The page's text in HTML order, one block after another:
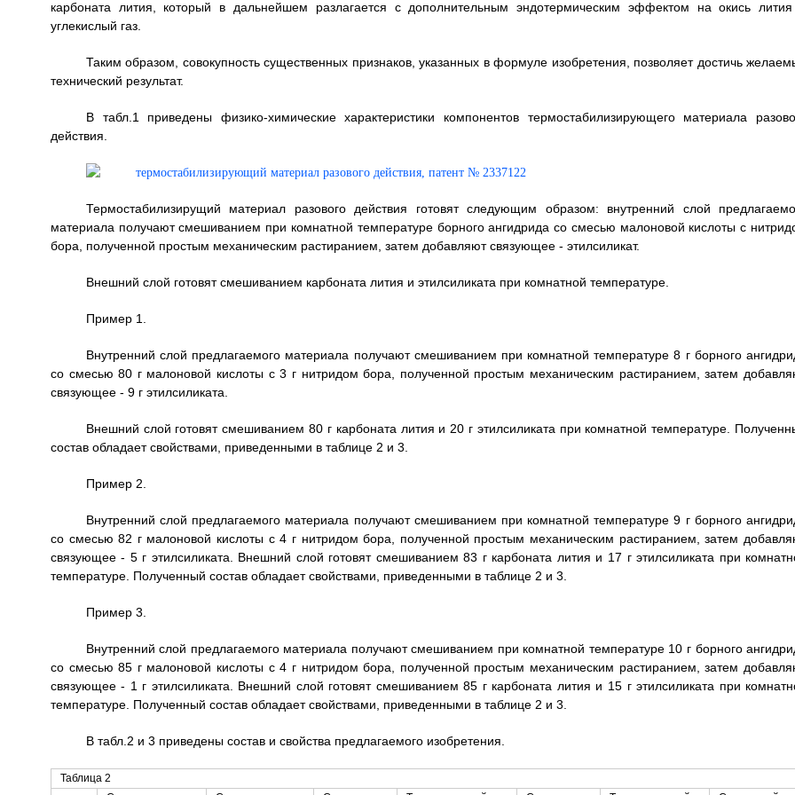
карбоната лития, который в дальнейшем разлагается с дополнительным эндотермическим эффектом на окись
углекислый газ.
Таким образом, совокупность существенных признаков, указанных в формуле изобретения, позволяет достичь
технический результат.
В табл.1 приведены физико-химические характеристики компонентов термостабилизирующего материала
действия.
Термостабилизирущий материал разового действия готовят следующим образом: внутренний слой
материала получают смешиванием при комнатной температуре борного ангидрида со смесью малоновой кислоты с
бора, полученной простым механическим растиранием, затем добавляют связующее - этилсиликат.
Внешний слой готовят смешиванием карбоната лития и этилсиликата при комнатной температуре.
Пример 1.
Внутренний слой предлагаемого материала получают смешиванием при комнатной температуре 8 г борного
со смесью 80 г малоновой кислоты с 3 г нитридом бора, полученной простым механическим растиранием, затем
связующее - 9 г этилсиликата.
Внешний слой готовят смешиванием 80 г карбоната лития и 20 г этилсиликата при комнатной температуре.
состав обладает свойствами, приведенными в таблице 2 и 3.
Пример 2.
Внутренний слой предлагаемого материала получают смешиванием при комнатной температуре 9 г борного
со смесью 82 г малоновой кислоты с 4 г нитридом бора, полученной простым механическим растиранием, затем
связующее - 5 г этилсиликата. Внешний слой готовят смешиванием 83 г карбоната лития и 17 г этилсиликата при
температуре. Полученный состав обладает свойствами, приведенными в таблице 2 и 3.
Пример 3.
Внутренний слой предлагаемого материала получают смешиванием при комнатной температуре 10 г борного
со смесью 85 г малоновой кислоты с 4 г нитридом бора, полученной простым механическим растиранием, затем
связующее - 1 г этилсиликата. Внешний слой готовят смешиванием 85 г карбоната лития и 15 г этилсиликата при
температуре. Полученный состав обладает свойствами, приведенными в таблице 2 и 3.
В табл.2 и 3 приведены состав и свойства предлагаемого изобретения.
Таблица 2